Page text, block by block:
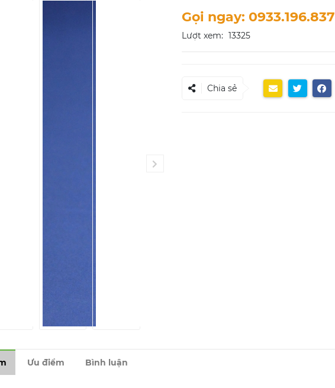
Gọi ngay: 0933.196.837
Lượt xem: 13325
Chia sẻ
Ưu điểm Bình luận